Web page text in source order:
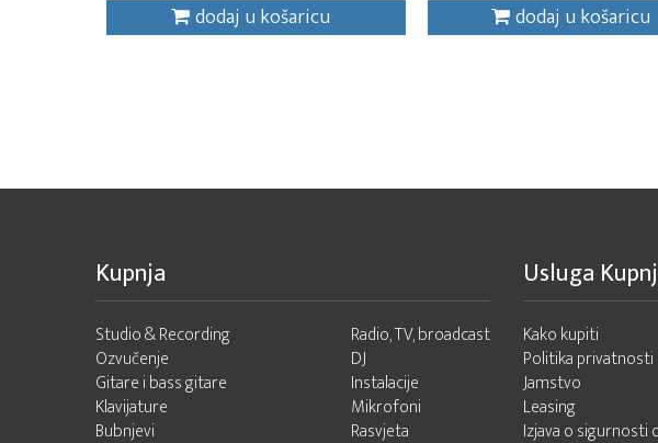
dodaj u košaricu dodaj u košaricu
Kupnja
Studio & Recording
Ozvučenje
Gitare i bass gitare
Klavijature
Bubnjevi
Radio, TV, broadcast
DJ
Instalacije
Mikrofoni
Rasvjeta
Usluga
Kako kupiti
Politika privatnosti
Jamstvo
Leasing
Izjava o sigurnosti